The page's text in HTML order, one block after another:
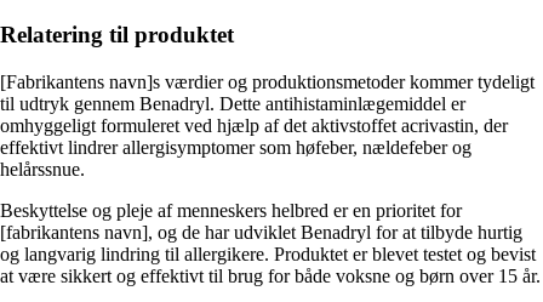
Relatering til produktet
[Fabrikantens navn]s værdier og produktionsmetoder kommer tydeligt
til udtryk gennem Benadryl. Dette antihistaminlægemiddel er
omhyggeligt formuleret ved hjælp af det aktivstoffet acrivastin, der
effektivt lindrer allergisymptomer som høfeber, nældefeber og
helårssnue.
Beskyttelse og pleje af menneskers helbred er en prioritet for
[fabrikantens navn], og de har udviklet Benadryl for at tilbyde hurtig
og langvarig lindring til allergikere. Produktet er blevet testet og bevist
at være sikkert og effektivt til brug for både voksne og børn over 15 år.